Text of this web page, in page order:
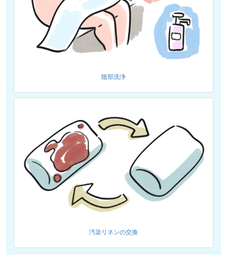
陰部洗浄
汚染リネンの交換